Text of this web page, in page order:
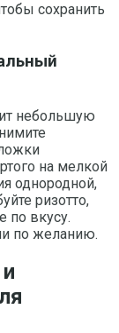
сохранить
небольшую
на мелкой
однородной,
ризотто,
по вкусу.
по желанию.